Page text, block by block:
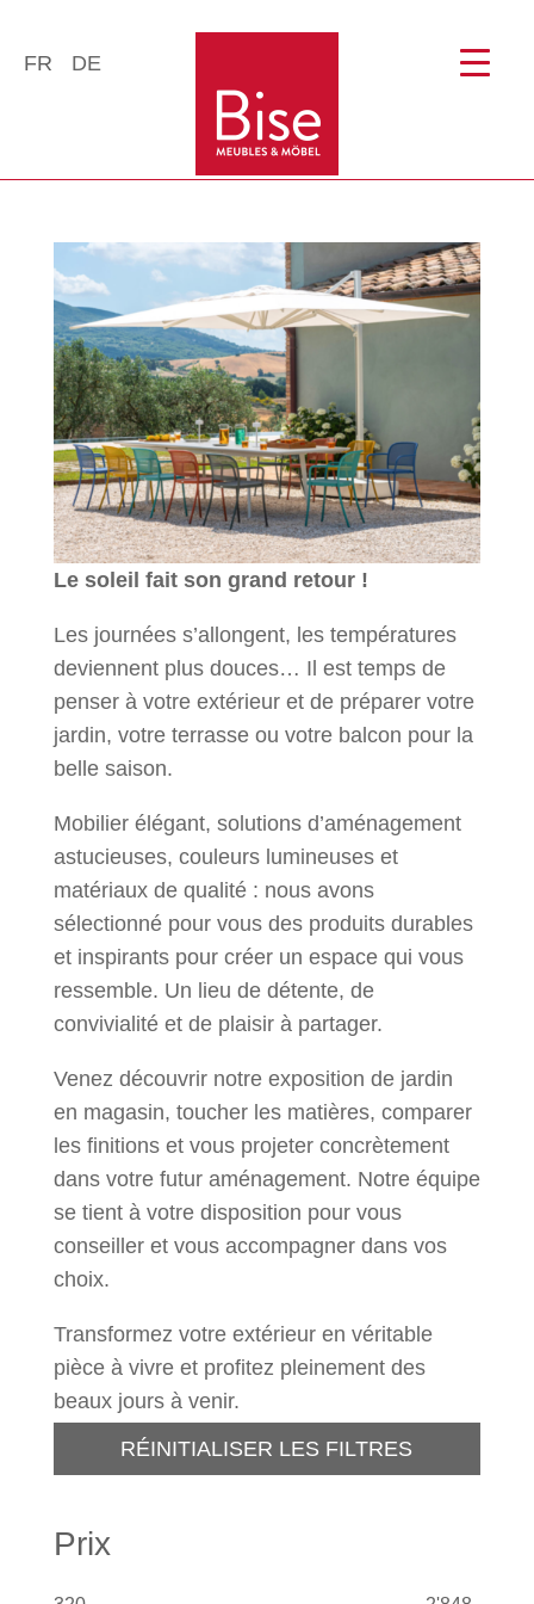
FR DE
Le soleil fait son grand retour !
Les journées s’allongent, les températures
deviennent plus douces… Il est temps de
penser à votre extérieur et de préparer votre
jardin, votre terrasse ou votre balcon pour la
belle saison.
Mobilier élégant, solutions d’aménagement
astucieuses, couleurs lumineuses et
matériaux de qualité : nous avons
sélectionné pour vous des produits durables
et inspirants pour créer un espace qui vous
ressemble. Un lieu de détente, de
convivialité et de plaisir à partager.
Venez découvrir notre exposition de jardin
en magasin, toucher les matières, comparer
les finitions et vous projeter concrètement
dans votre futur aménagement. Notre équipe
se tient à votre disposition pour vous
conseiller et vous accompagner dans vos
choix.
Transformez votre extérieur en véritable
pièce à vivre et profitez pleinement des
beaux jours à venir.
RÉINITIALISER LES FILTRES
Prix